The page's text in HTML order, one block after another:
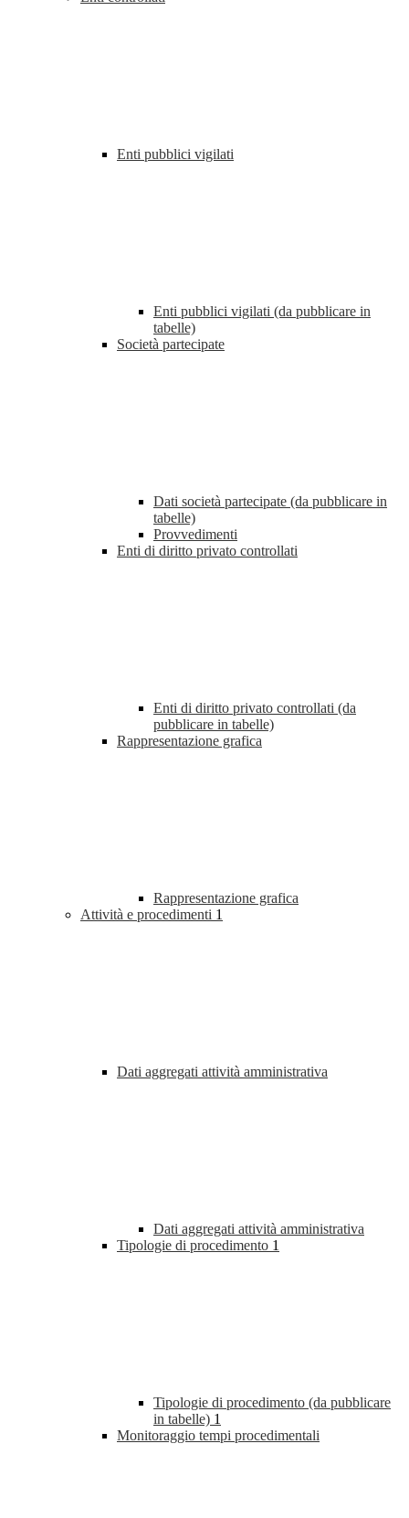
Enti pubblici vigilati
Enti pubblici vigilati (da pubblicare in
tabelle)
Società partecipate
Dati società partecipate (da pubblicare in
tabelle)
Provvedimenti
Enti di diritto privato controllati
Enti di diritto privato controllati (da
pubblicare in tabelle)
Rappresentazione grafica
Rappresentazione grafica
Attività e procedimenti 1
Dati aggregati attività amministrativa
Dati aggregati attività amministrativa
Tipologie di procedimento 1
Tipologie di procedimento (da pubblicare
in tabelle) 1
Monitoraggio tempi procedimentali